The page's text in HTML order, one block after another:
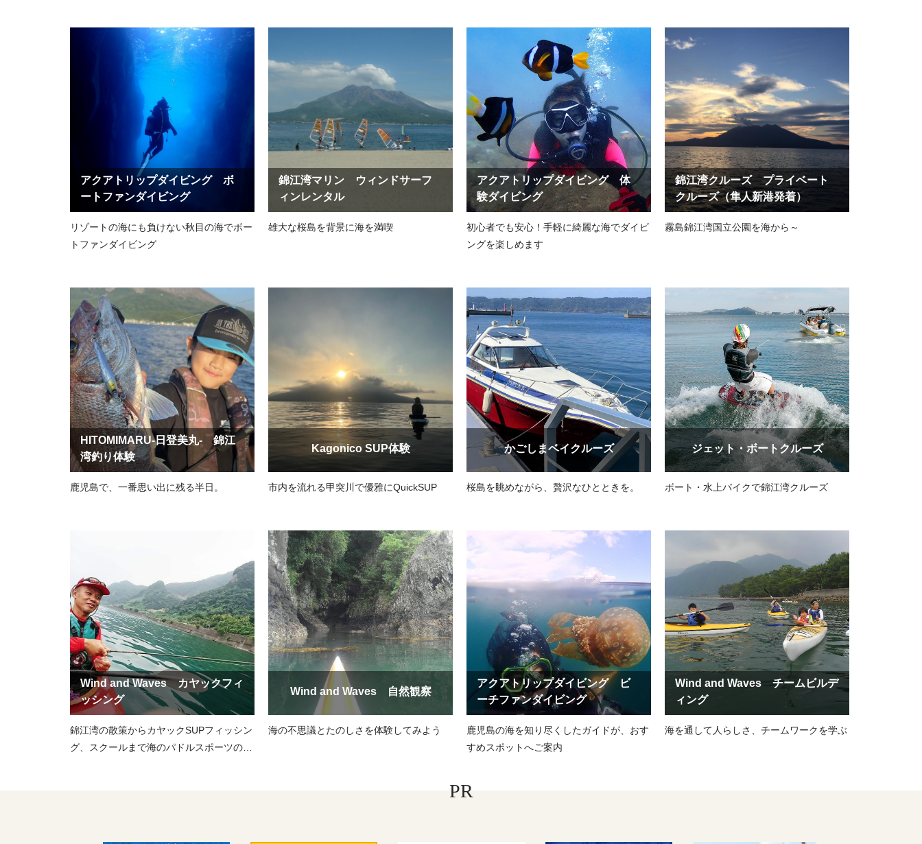
アクアトリップダイビング ボ
ートファンダイビング
リゾートの海にも負けない秋目の海でボー
トファンダイビング
錦江湾マリン ウィンドサーフ
ィンレンタル
雄大な桜島を背景に海を満喫
アクアトリップダイビング 体
験ダイビング
初心者でも安心！手軽に綺麗な海でダイビ
ングを楽しめます
錦江湾クルーズ プライベート
クルーズ（隼人新港発着）
霧島錦江湾国立公園を海から～
HITOMIMARU-日登美丸- 錦江
湾釣り体験
鹿児島で、一番思い出に残る半日。
Kagonico SUP体験
市内を流れる甲突川で優雅にQuickSUP
かごしまベイクルーズ
桜島を眺めながら、贅沢なひとときを。
ジェット・ボートクルーズ
ボート・水上バイクで錦江湾クルーズ
Wind and Waves カヤックフィ
ッシング
錦江湾の散策からカヤックSUPフィッシン
グ、スクールまで海のパドルスポーツのお
Wind and Waves 自然観察
海の不思議とたのしさを体験してみよう
アクアトリップダイビング ビ
ーチファンダイビング
鹿児島の海を知り尽くしたガイドが、おす
すめスポットへご案内
Wind and Waves チームビルデ
ィング
海を通して人らしさ、チームワークを学ぶ
PR